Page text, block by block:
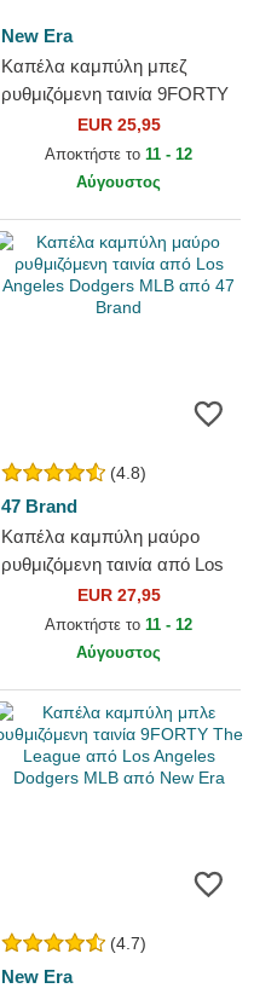
New Era
Καπέλα καμπύλη μπεζ
ρυθμιζόμενη ταινία 9FORTY
Colour Block από Los
Angeles Dodgers MLB από
EUR 25,95
Αποκτήστε το 11 - 12
Αύγουστος
(4.8)
47 Brand
Καπέλα καμπύλη μαύρο
ρυθμιζόμενη ταινία από Los
Angeles Dodgers MLB από
47 Brand
EUR 27,95
Αποκτήστε το 11 - 12
Αύγουστος
(4.7)
New Era